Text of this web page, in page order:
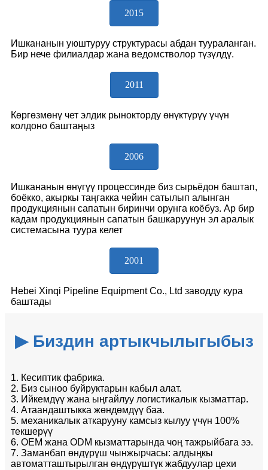
2015
Ишкананын уюштуруу структурасы абдан туураланган.
Бир нече филиалдар жана ведомстволор түзүлдү.
2011
Көргөзмөнү чет элдик рынокторду өнүктүрүү үчүн
колдоно баштаңыз
2006
Ишкананын өнүгүү процессинде биз сырьёдон баштап,
боёкко, акыркы таңгакка чейин сатылып алынган
продукциянын сапатын биринчи орунга коёбуз. Ар бир
кадам продукциянын сапатын башкаруунун эл аралык
системасына туура келет
2001
Hebei Xinqi Pipeline Equipment Co., Ltd заводду кура
баштады
▶ Биздин артыкчылыгыбыз
1. Кесиптик фабрика.
2. Биз сыноо буйруктарын кабыл алат.
3. Ийкемдүү жана ыңгайлуу логистикалык кызматтар.
4. Атаандаштыкка жөндөмдүү баа.
5. механикалык аткарууну камсыз кылуу үчүн 100%
текшерүү
6. OEM жана ODM кызматтарында чоң тажрыйбага ээ.
7. Заманбап өндүрүш чынжырчасы: алдыңкы
автоматташтырылган өндүрүштүк жабдуулар цехи